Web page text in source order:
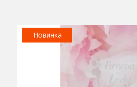
Новинка